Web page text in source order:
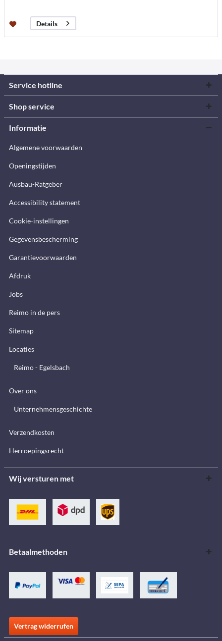
Details
Service hotline
Shop service
Informatie
Algemene voorwaarden
Openingstijden
Ausbau-Ratgeber
Accessibility statement
Cookie-instellingen
Gegevensbescherming
Garantievoorwaarden
Afdruk
Jobs
Reimo in de pers
Sitemap
Locaties
Reimo - Egelsbach
Over ons
Unternehmensgeschichte
Verzendkosten
Herroepingsrecht
Wij versturen met
Betaalmethoden
Vertrag widerrufen